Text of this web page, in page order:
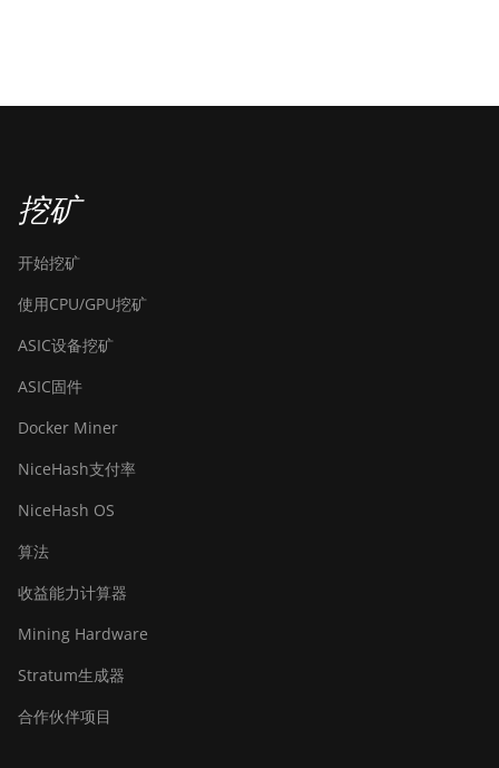
挖矿
开始挖矿
使用CPU/GPU挖矿
ASIC设备挖矿
ASIC固件
Docker Miner
NiceHash支付率
NiceHash OS
算法
收益能力计算器
Mining Hardware
Stratum生成器
合作伙伴项目